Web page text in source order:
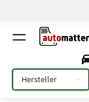
Bitte auswählen